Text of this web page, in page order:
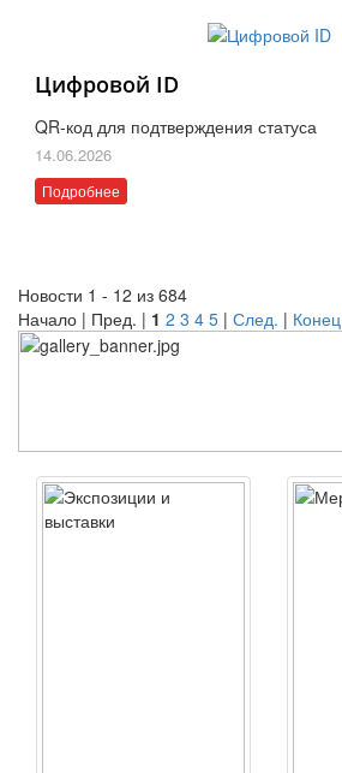
Цифровой ID
QR-код для подтверждения статуса
14.06.2026
Подробнее
Новости 1 - 12 из 684
Начало | Пред. | 1 2 3 4 5 | След. | Конец